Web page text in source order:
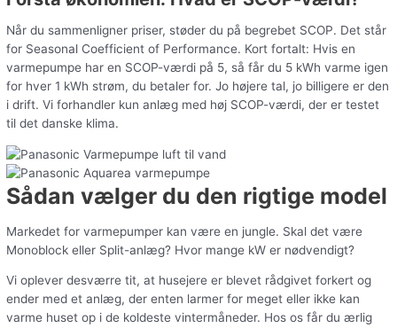
Når du sammenligner priser, støder du på begrebet SCOP. Det står
for Seasonal Coefficient of Performance. Kort fortalt: Hvis en
varmepumpe har en SCOP-værdi på 5, så får du 5 kWh varme igen
for hver 1 kWh strøm, du betaler for. Jo højere tal, jo billigere er den
i drift. Vi forhandler kun anlæg med høj SCOP-værdi, der er testet
til det danske klima.
Sådan vælger du den rigtige model
Markedet for varmepumper kan være en jungle. Skal det være
Monoblock eller Split-anlæg? Hvor mange kW er nødvendigt?
Vi oplever desværre tit, at husejere er blevet rådgivet forkert og
ender med et anlæg, der enten larmer for meget eller ikke kan
varme huset op i de koldeste vintermåneder. Hos os får du ærlig